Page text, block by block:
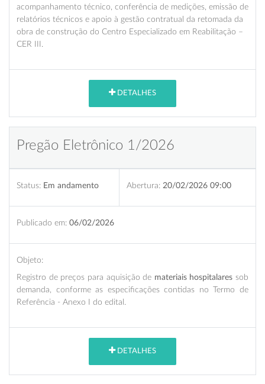
acompanhamento técnico, conferência de medições, emissão de
relatórios técnicos e apoio à gestão contratual da retomada da
obra de construção do Centro Especializado em Reabilitação –
CER III.
DETALHES
Pregão Eletrônico 1/2026
Status: Em andamento Abertura: 20/02/2026 09:00
Publicado em: 06/02/2026
Objeto:
Registro de preços para aquisição de materiais hospitalares sob
demanda, conforme as especificações contidas no Termo de
Referência - Anexo I do edital.
DETALHES